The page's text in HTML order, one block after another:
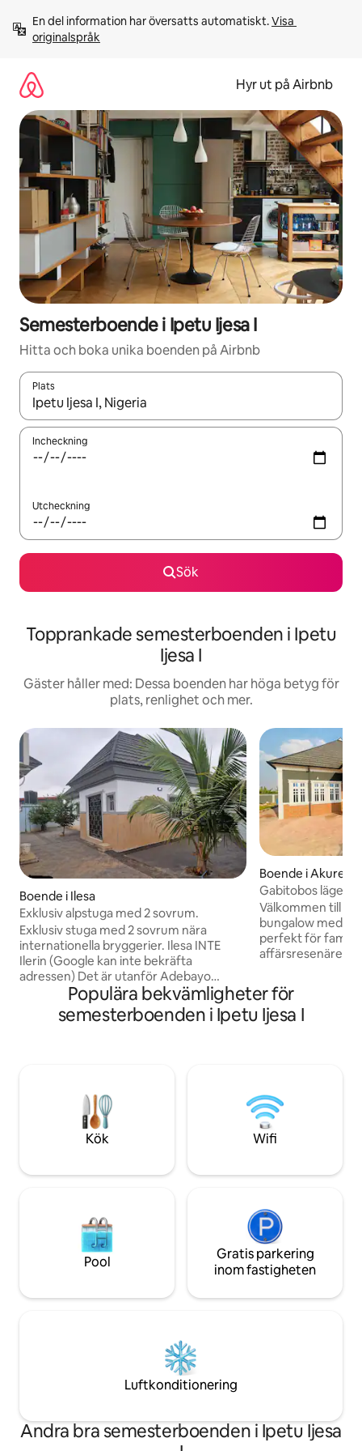
innehåll
En del information har översatts automatiskt. Visa
originalspråk
Hyr ut på Airbnb
Semesterboende i Ipetu Ijesa I
Hitta och boka unika boenden på Airbnb
Plats
När resultaten är tillgängliga kan du navigera med upp- och
Incheckning
Utcheckning
Sök
Topprankade semesterboenden i Ipetu
Ijesa I
Gäster håller med: Dessa boenden har höga betyg för
plats, renlighet och mer.
Boende i Ilesa
Exklusiv alpstuga med 2 sovrum.
Exklusiv stuga med 2 sovrum nära
internationella bryggerier. Ilesa INTE
Ilerin (Google kan inte bekräfta
adressen) Det är utanför Adebayo
bekvämligheter. Detta exklusiva chalet
med 2 sovrum ligger precis runt
inkluderade är detta mer än bara ett
ställe att bo på – det är en oas av
komfort. INGA FESTER TILLÅTNA.
Boende i Akure
Gabitobos lägenhet Lugnt och
hem
Välkommen till
bungalow med 3
perfekt för
affärsresenärer.
Akure flygplats
stormarknader,
Njut av moderna
strömförsörjning
någon allmän el.
Populära bekvämligheter för
semesterboenden i Ipetu Ijesa I
Kök Wifi
Pool
Gratis parkering
inom fastigheten
Luftkonditionering
Andra bra semesterboenden i Ipetu Ijesa